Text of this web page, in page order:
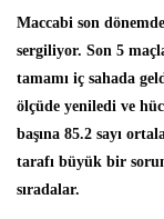
Maccabi son
sergiliyor. Son 5
tamamı iç sahada
ölçüde yeniledi ve
başına 85.2 sayı
tarafı büyük bir
sıradalar.